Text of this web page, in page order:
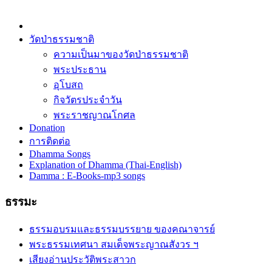
วัดป่าธรรมชาติ
ความเป็นมาของวัดป่าธรรมชาติ
พระประธาน
อุโบสถ
กิจวัตรประจำวัน
พระราชญาณโกศล
Donation
การติดต่อ
Dhamma Songs
Explanation of Dhamma (Thai-English)
Damma : E-Books-mp3 songs
ธรรมะ
ธรรมอบรมและธรรมบรรยาย ของคณาจารย์
พระธรรมเทศนา สมเด็จพระญาณสังวร ฯ
เสียงอ่านประวัติพระสาวก